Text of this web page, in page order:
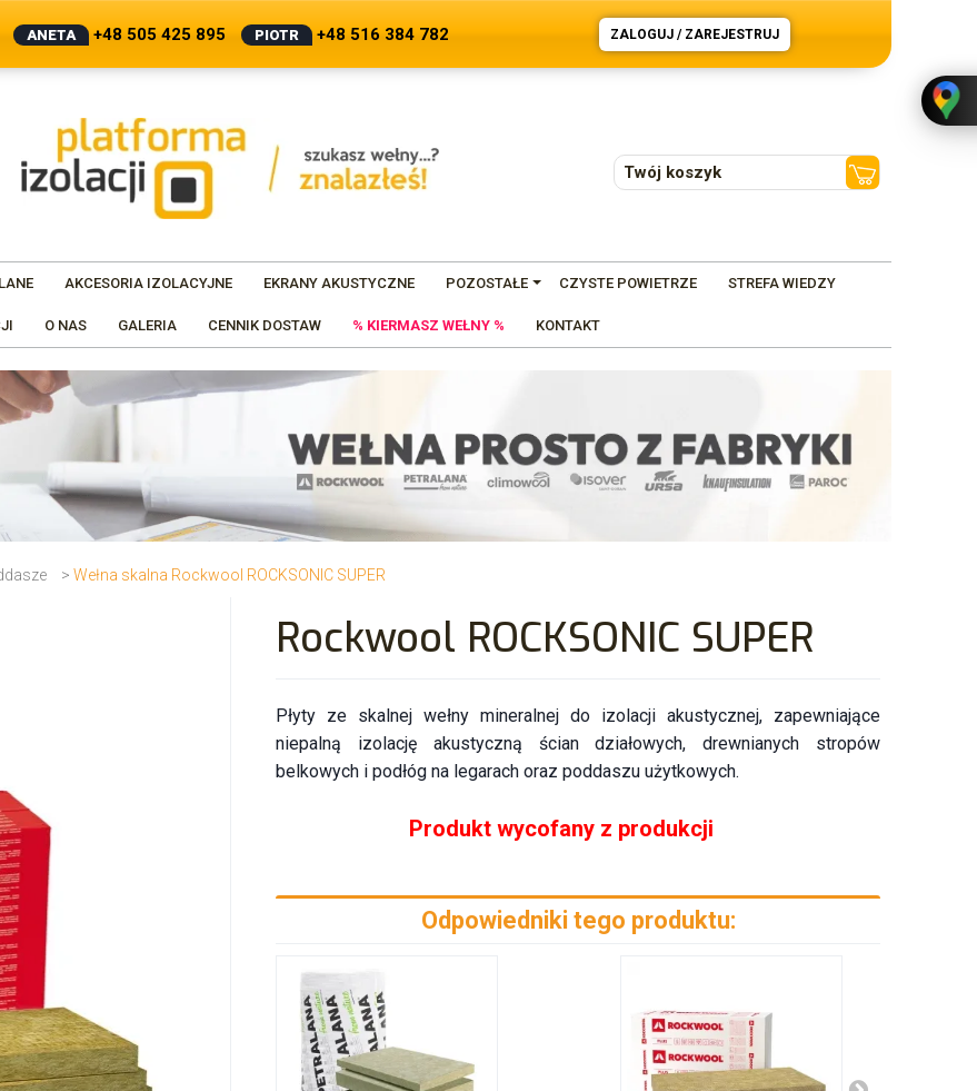
ANETA +48 505 425 895 PIOTR +48 516 384 782 ZALOGUJ / ZAREJESTRUJ
Twój koszyk
AKCESORIA IZOLACYJNE EKRANY AKUSTYCZNE POZOSTAŁE CZYSTE POWIETRZE STREFA WIEDZY
O NAS GALERIA CENNIK DOSTAW % KIERMASZ WEŁNY % KONTAKT
> Wełna skalna Rockwool ROCKSONIC SUPER
Rockwool ROCKSONIC SUPER
Płyty ze skalnej wełny mineralnej do izolacji akustycznej, zapewniające
niepalną izolację akustyczną ścian działowych, drewnianych stropów
belkowych i podłóg na legarach oraz poddaszu użytkowych.
Produkt wycofany z produkcji
Odpowiedniki tego produktu: